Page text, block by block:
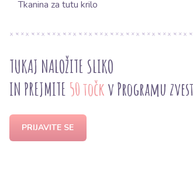
Tkanina za tutu krilo
TUKAJ NALOŽITE SLIKO
IN PREJMITE 50 točkv Programu
PRIJAVITE SE